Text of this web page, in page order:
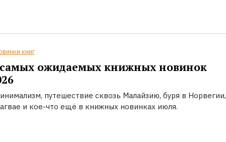
книг
ожидаемых книжных новинок
путешествие сквозь Малайзию, буря в Норвегии,
и кое-что ещё в книжных новинках июля.